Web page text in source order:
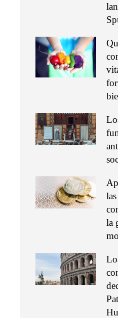
la